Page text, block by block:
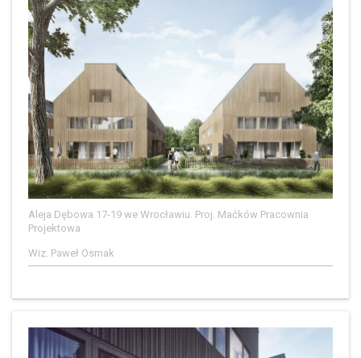
Aleja Dębowa 17-19 we Wrocławiu. Proj. Maćków Pracownia
Projektowa
Wiz. Paweł Osmak